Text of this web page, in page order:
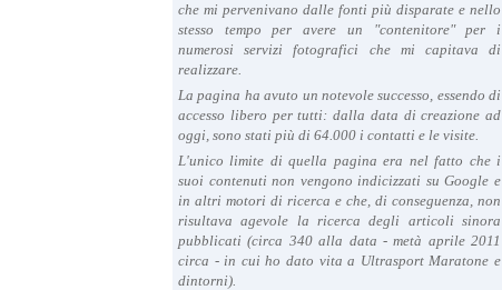
che mi pervenivano dalle fonti più disparate e nello
stesso tempo per avere un "contenitore" per i
numerosi servizi fotografici che mi capitava di
realizzare.
La pagina ha avuto un notevole successo, essendo di
accesso libero per tutti: dalla data di creazione ad
oggi, sono stati più di 64.000 i contatti e le visite.
L'unico limite di quella pagina era nel fatto che i
suoi contenuti non vengono indicizzati su Google e
in altri motori di ricerca e che, di conseguenza, non
risultava agevole la ricerca degli articoli sinora
pubblicati (circa 340 alla data - metà aprile 2011
circa - in cui ho dato vita a Ultrasport Maratone e
dintorni).